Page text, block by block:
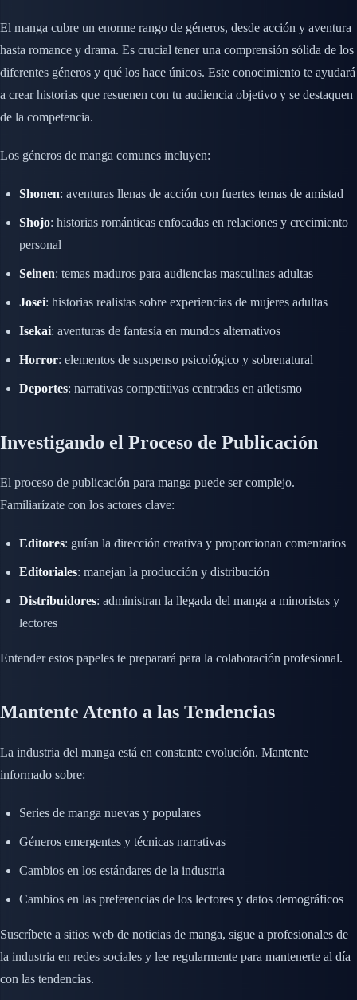
El manga cubre un enorme rango de géneros, desde acción y aventura
hasta romance y drama. Es crucial tener una comprensión sólida de los
diferentes géneros y qué los hace únicos. Este conocimiento te ayudará
a crear historias que resuenen con tu audiencia objetivo y se destaquen
de la competencia.
Los géneros de manga comunes incluyen:
Shonen: aventuras llenas de acción con fuertes temas de amistad
Shojo: historias románticas enfocadas en relaciones y crecimiento
personal
Seinen: temas maduros para audiencias masculinas adultas
Josei: historias realistas sobre experiencias de mujeres adultas
Isekai: aventuras de fantasía en mundos alternativos
Horror: elementos de suspenso psicológico y sobrenatural
Deportes: narrativas competitivas centradas en atletismo
Investigando el Proceso de Publicación
El proceso de publicación para manga puede ser complejo.
Familiarízate con los actores clave:
Editores: guían la dirección creativa y proporcionan comentarios
Editoriales: manejan la producción y distribución
Distribuidores: administran la llegada del manga a minoristas y
lectores
Entender estos papeles te preparará para la colaboración profesional.
Mantente Atento a las Tendencias
La industria del manga está en constante evolución. Mantente
informado sobre:
Series de manga nuevas y populares
Géneros emergentes y técnicas narrativas
Cambios en los estándares de la industria
Cambios en las preferencias de los lectores y datos demográficos
Suscríbete a sitios web de noticias de manga, sigue a profesionales de
la industria en redes sociales y lee regularmente para mantenerte al día
con las tendencias.